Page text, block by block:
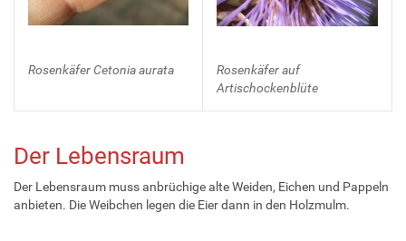
Rosenkäfer Cetonia aurata
Rosenkäfer auf
Artischockenblüte
Der Lebensraum
Der Lebensraum muss anbrüchige alte Weiden, Eichen und Pappeln
anbieten. Die Weibchen legen die Eier dann in den Holzmulm.